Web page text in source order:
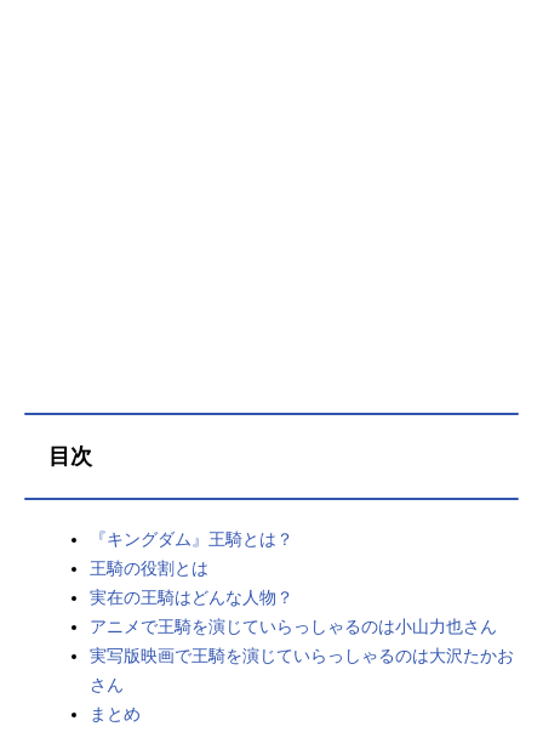
目次
『キングダム』王騎とは？
王騎の役割とは
実在の王騎はどんな人物？
アニメで王騎を演じていらっしゃるのは小山力也さん
実写版映画で王騎を演じていらっしゃるのは大沢たかお
さん
まとめ